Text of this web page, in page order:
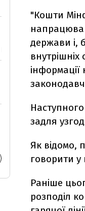
"Кошти
держави і,
задля
Як відомо,
говорити у
Раніше
розподіл